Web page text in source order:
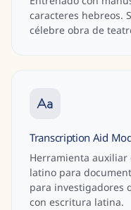
caracteres hebreos.
célebre obra de
Transcription Aid
Herramienta
latino para
para investigadores
con escritura latina.